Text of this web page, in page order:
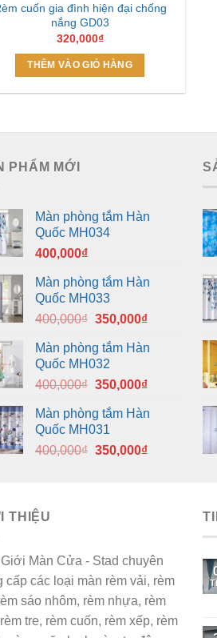
cuốn gia đình hiện đại chống
nắng GD03
320,000₫
THÊM VÀO GIỎ HÀNG
PHẨM MỚI
Màn phòng tắm Hàn
Quốc MH034
400,000₫
Màn phòng tắm Hàn
Quốc MH033
400,000₫ Giá
là:
400,000₫.
350,000₫Giá
tại
350,000₫.
Màn phòng tắm Hàn
Quốc MH032
400,000₫ Giá
là:
400,000₫.
350,000₫Giá
tại
350,000₫.
Màn phòng tắm Hàn
Quốc MH031
400,000₫ Giá
350,000₫Giá
THIỆU
Màn Cửa - Stad chuyên
cấp các loại màn rèm vải, rèm
sáo nhôm, rèm nhựa, rèm
tre, rèm cuốn, rèm xếp, rèm